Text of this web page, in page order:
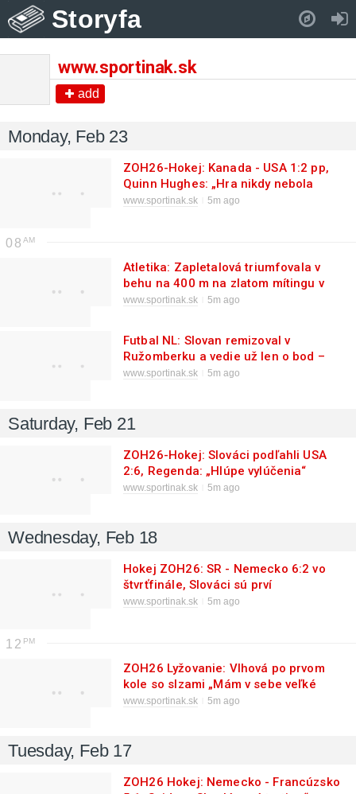
Storyfa
www.sportinak.sk
add
Monday, Feb 23
ZOH26-Hokej: Kanada - USA 1:2 pp,
Quinn Hughes: „Hra nikdy nebola
rýchlejšia“
www.sportinak.sk 5m ago
08
Atletika: Zapletalová triumfovala v
behu na 400 m na zlatom mítingu v
Toruni
www.sportinak.sk 5m ago
Futbal NL: Slovan remizoval v
Ružomberku a vedie už len o bod –
SÚHRN
www.sportinak.sk 5m ago
Saturday, Feb 21
ZOH26-Hokej: Slováci podľahli USA
2:6, Regenda: „Hlúpe vylúčenia“
www.sportinak.sk 5m ago
Wednesday, Feb 18
Hokej ZOH26: SR - Nemecko 6:2 vo
štvrťfinále, Slováci sú prví
semifinalisti
www.sportinak.sk 5m ago
12
ZOH26 Lyžovanie: Vlhová po prvom
kole so slzami „Mám v sebe veľké
emócie“
www.sportinak.sk 5m ago
Tuesday, Feb 17
ZOH26 Hokej: Nemecko - Francúzsko
Pull down to refresh..